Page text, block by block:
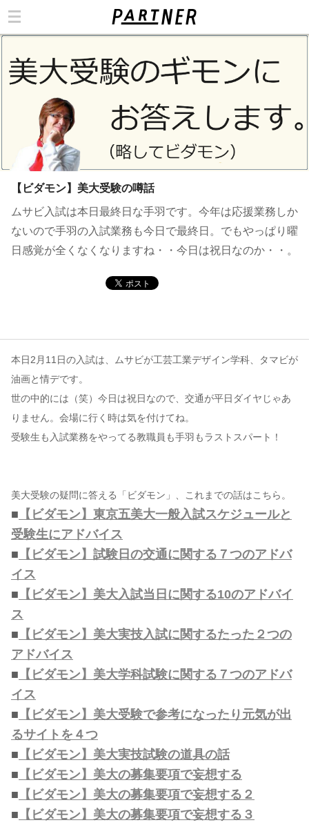
【ビダモン】美大受験の噂話
ムサビ入試は本日最終日な手羽です。今年は応援業務しか
ないので手羽の入試業務も今日で最終日。でもやっぱり曜
日感覚が全くなくなりますね・・今日は祝日なのか・・。
本日2月11日の入試は、ムサビが工芸工業デザイン学科、タマビが
油画と情デです。
世の中的には（笑）今日は祝日なので、交通が平日ダイヤじゃあ
りません。会場に行く時は気を付けてね。
受験生も入試業務をやってる教職員も手羽もラストスパート！
美大受験の疑問に答える「ビダモン」、これまでの話はこちら。
■ 【ビダモン】東京五美大一般入試スケジュールと
受験生にアドバイス
■ 【ビダモン】試験日の交通に関する７つのアドバ
イス
■ 【ビダモン】美大入試当日に関する10のアドバイ
ス
■ 【ビダモン】美大実技入試に関するたった２つの
アドバイス
■ 【ビダモン】美大学科試験に関する７つのアドバ
イス
■ 【ビダモン】美大受験で参考になったり元気が出
るサイトを４つ
■ 【ビダモン】美大実技試験の道具の話
■ 【ビダモン】美大の募集要項で妄想する
■ 【ビダモン】美大の募集要項で妄想する２
■ 【ビダモン】美大の募集要項で妄想する３
コンテンツ
このサイトについて